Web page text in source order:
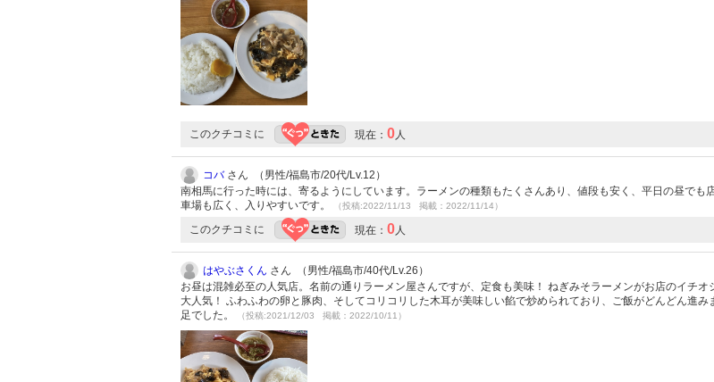
このクチコミに 現在： 0人
コバさん （男性/福島市/20代/Lv.12）
南相馬に行った時には、寄るようにしています。ラーメンの種類もたくさんあり、値段も安く、平日の昼でも
車場も広く、入りやすいです。
（投稿:2022/11/13 掲載：2022/11/14）
このクチコミに 現在： 0人
はやぶさくん さん （男性/福島市/40代/Lv.26）
お昼は混雑必至の人気店。名前の通りラーメン屋さんですが、定食も美味！ ねぎみそラーメンがお店のイチオ
大人気！ ふわふわの卵と豚肉、そしてコリコリした木耳が美味しい餡で炒められており、ご飯がどんどん進み
足でした。
（投稿:2021/12/03 掲載：2022/10/11）